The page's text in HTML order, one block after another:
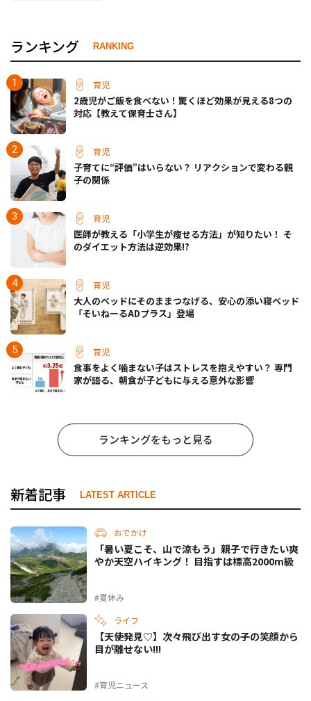
ランキング RANKING
育児
2歳児がご飯を食べない！驚くほど効果が見える8つの
対応【教えて保育士さん】
育児
子育てに“評価”はいらない？ リアクションで変わる親
子の関係
育児
医師が教える「小学生が痩せる方法」が知りたい！ そ
のダイエット方法は逆効果!?
育児
大人のベッドにそのままつなげる、安心の添い寝ベッド
「そいねーるADプラス」登場
育児
食事をよく噛まない子はストレスを抱えやすい？ 専門
家が語る、朝食が子どもに与える意外な影響
ランキングをもっと見る
新着記事 LATEST ARTICLE
おでかけ
#夏休み
「暑い夏こそ、山で涼もう」親子で行きたい爽
やか天空ハイキング！ 目指すは標高2000m級
ライフ
#育児ニュース
【天使発見♡】次々飛び出す女の子の笑顔から
目が離せない!!!